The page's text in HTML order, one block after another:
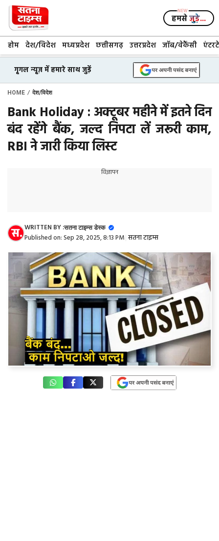
Skip
content
हमसेजुड़े...
होम देश/विदेश मध्यप्रदेश छत्तीसगढ़ उत्तरप्रदेश जॉब/वेकैंसी
गूगल न्यूज़ में हमारे साथ जुड़ें
HOME / देश/विदेश
Bank Holiday : अक्टूबर महीने में इतने दिन
बंद रहेंगे बैंक, जल्द निपटा लें जरूरी काम,
RBI ने जारी किया लिस्ट
विज्ञापन
WRITTEN BY :सतना टाइम्स डेस्क
Published on:Sep 28, 2025, 8:13 PM सतना टाइम्स